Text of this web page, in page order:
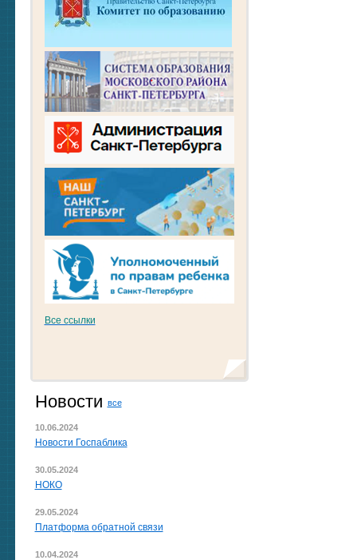
Все ссылки
Новостивсе
10.06.2024
Новости Госпаблика
30.05.2024
НОКО
29.05.2024
Платформа обратной связи
10.04.2024